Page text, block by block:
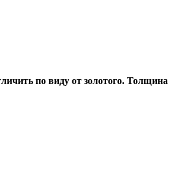
по виду от золотого. Толщина